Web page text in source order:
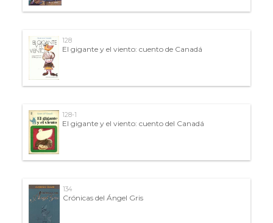
128
El gigante y el viento: cuento de Canadá
128-1
El gigante y el viento: cuento del Canadá
134
Crónicas del Ángel Gris